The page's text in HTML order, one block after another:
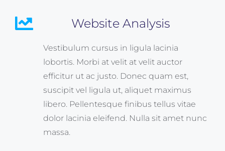
Website Analysis
Vestibulum cursus in ligula lacinia
lobortis. Morbi at velit at velit auctor
efficitur ut ac justo. Donec quam est,
suscipit vel ligula ut, aliquet maximus
libero. Pellentesque finibus tellus vitae
dolor lacinia eleifend. Nulla sit amet nunc
massa.